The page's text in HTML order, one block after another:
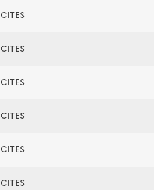
CITES
CITES
CITES
CITES
CITES
CITES